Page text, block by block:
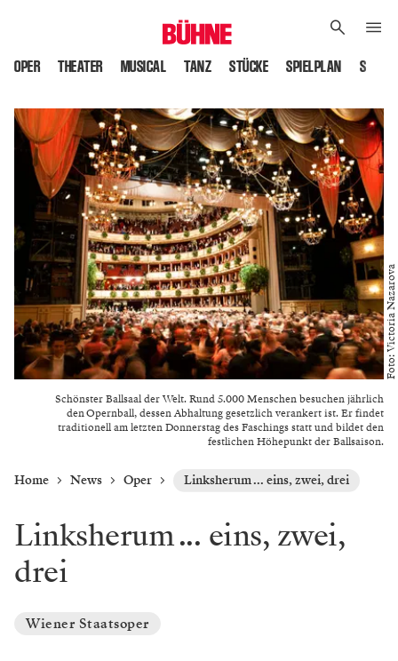
OPER THEATER MUSICAL TANZ STÜCKE SPIELPLAN
Schönster Ballsaal der Welt. Rund 5.000 Menschen besuchen jährlich
den Opernball, dessen Abhaltung gesetzlich verankert ist. Er findet
traditionell am letzten Donnerstag des Faschings statt und bildet den
festlichen Höhepunkt der Ballsaison.
Foto: Victoria Nazarova
Home News Oper Linksherum ... eins, zwei, drei
Linksherum ... eins, zwei,
drei
Wiener Staatsoper